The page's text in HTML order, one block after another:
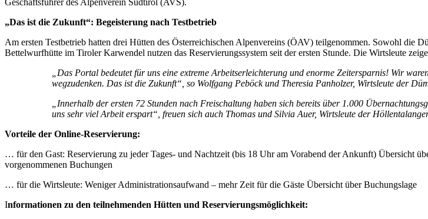
Geschäftsführer des Alpenverein Südtirol (AVS).
„Das ist die Zukunft“: Begeisterung nach Testbetrieb
Am ersten Testbetrieb hatten drei Hütten des Österreichischen Alpenvereins (ÖAV) teilgenommen. Sowohl die
Bettelwurfhütte im Tiroler Karwendel nutzen das Reservierungssystem seit der ersten Stunde. Die Wirtsleute
„Das Portal bedeutet für uns eine extreme Arbeitserleichterung und enorme Zeitersparnis! Wir
wegzudenken. Das ist die Zukunft“, so Wolfgang Peböck und Theresia Panholzer, Wirtsleute der
„Innerhalb der ersten 72 Stunden nach Freischaltung haben sich bereits über 1.000
uns sehr viel Arbeit erspart“, freuen sich auch Thomas und Silvia Auer, Wirtsleute der
Vorteile der Online-Reservierung:
… für den Gast: Reservierung zu jeder Tages- und Nachtzeit (bis 18 Uhr am Vorabend der Ankunft) Übersicht
vorgenommenen Buchungen
… für die Wirtsleute: Weniger Administrationsaufwand – mehr Zeit für die Gäste Übersicht über Buchungslage
Informationen zu den teilnehmenden Hütten und Reservierungsmöglichkeit: